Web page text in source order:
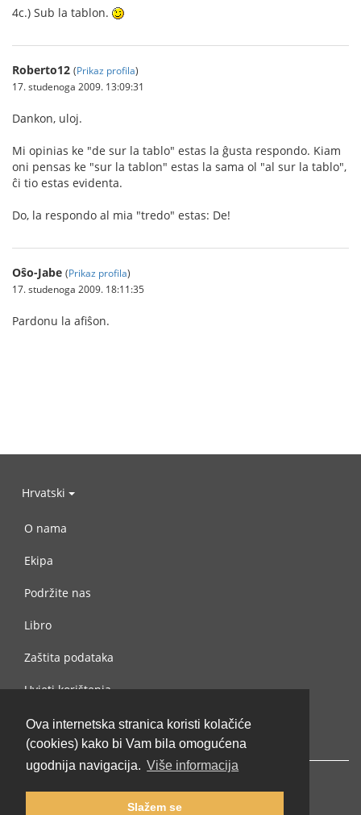
Ova internetska stranica koristi kolačiće
(cookies) kako bi Vam bila omogućena
ugodnija navigacija. Više informacija
Slažem se
4c.) Sub la tablon.
Roberto12 (Prikaz profila)
17. studenoga 2009. 13:09:31
Dankon, uloj.
Mi opinias ke "de sur la tablo" estas la ĝusta respondo. Kiam
oni pensas ke "sur la tablon" estas la sama ol "al sur la tablo",
ĉi tio estas evidenta.
Do, la respondo al mia "tredo" estas: De!
Oŝo-Jabe (Prikaz profila)
17. studenoga 2009. 18:11:35
Pardonu la afiŝon.
Hrvatski
O nama
Ekipa
Podržite nas
Libro
Zaštita podataka
Uvjeti korištenja
Kontaktiraj nas